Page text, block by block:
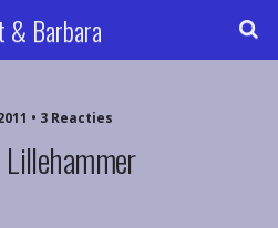
& Barbara
• 3 Reacties